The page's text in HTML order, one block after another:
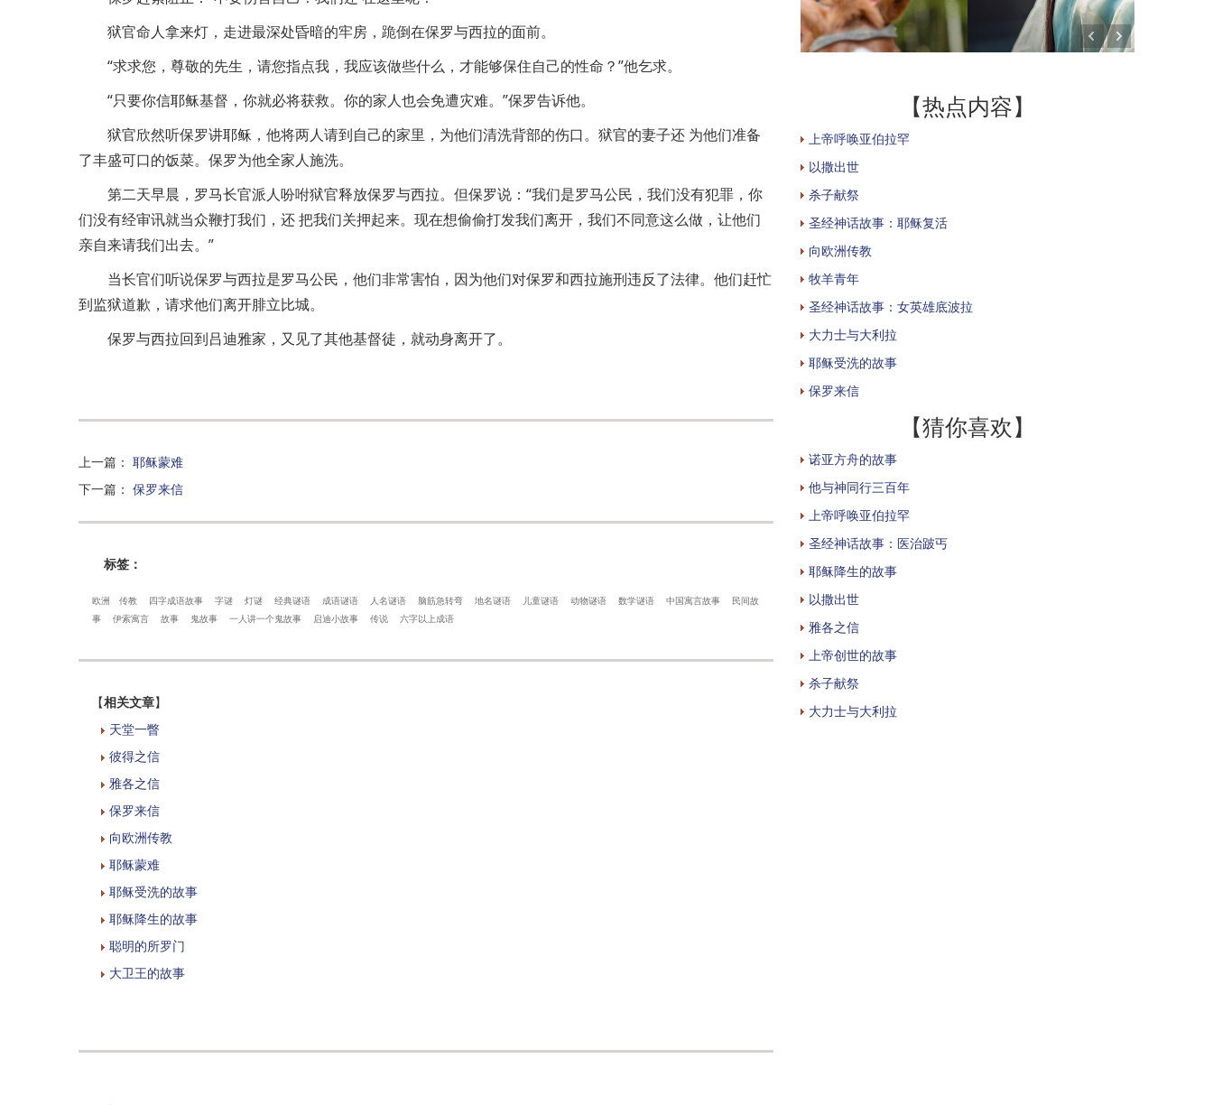
狱官命人拿来灯，走进最深处昏暗的牢房，跪倒在保罗与西拉的面前。
“求求您，尊敬的先生，请您指点我，我应该做些什么，才能够保住自己的性命？”他乞求。
“只要你信耶稣基督，你就必将获救。你的家人也会免遭灾难。”保罗告诉他。
狱官欣然听保罗讲耶稣，他将两人请到自己的家里，为他们清洗背部的伤口。狱官的妻子还 为他们准备
了丰盛可口的饭菜。保罗为他全家人施洗。
第二天早晨，罗马长官派人吩咐狱官释放保罗与西拉。但保罗说：“我们是罗马公民，我们没有犯罪，你
们没有经审讯就当众鞭打我们，还 把我们关押起来。现在想偷偷打发我们离开，我们不同意这么做，让他们
亲自来请我们出去。”
当长官们听说保罗与西拉是罗马公民，他们非常害怕，因为他们对保罗和西拉施刑违反了法律。他们赶忙
到监狱道歉，请求他们离开腓立比城。
保罗与西拉回到吕迪雅家，又见了其他基督徒，就动身离开了。
上一篇 ： 耶稣蒙难
下一篇 ： 保罗来信
标签：
欧洲 传教 四字成语故事 字谜 灯谜 经典谜语 成语谜语 人名谜语 脑筋急转弯 地名谜语 儿童谜语 动物谜语 数学谜语 中国寓言故事
民间故
事
伊索寓言 故事 鬼故事 一人讲一个鬼故事 启迪小故事 传说 六字以上成语
【相关文章】
天堂一瞥
彼得之信
雅各之信
保罗来信
向欧洲传教
耶稣蒙难
耶稣受洗的故事
耶稣降生的故事
聪明的所罗门
大卫王的故事
【热点内容】
上帝呼唤亚伯拉罕
以撒出世
杀子献祭
圣经神话故事：耶稣复活
向欧洲传教
牧羊青年
圣经神话故事：女英雄底波拉
大力士与大利拉
耶稣受洗的故事
保罗来信
【猜你喜欢】
诺亚方舟的故事
他与神同行三百年
上帝呼唤亚伯拉罕
圣经神话故事：医治跛丐
耶稣降生的故事
以撒出世
雅各之信
上帝创世的故事
杀子献祭
大力士与大利拉